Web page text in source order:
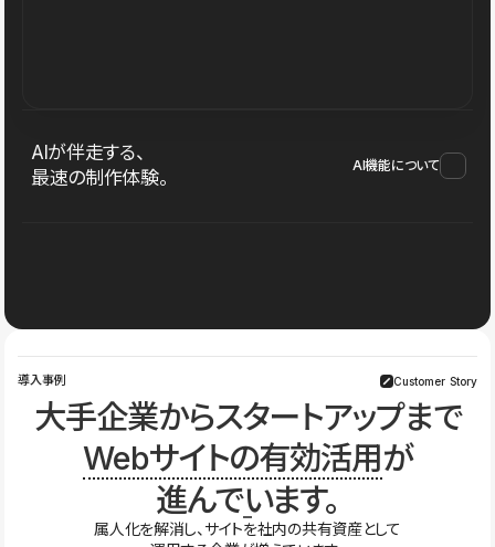
AIが伴走する、
最速の制作体験。
AI機能について
導入事例 Customer Story
大手企業からスタートアップまで
Webサイトの有効活用が
進んでいます。
属人化を解消し、サイトを社内の共有資産として